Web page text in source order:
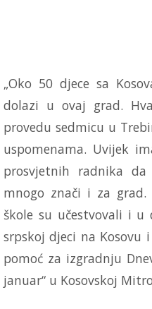
„Oko 50 djece sa
dolazi u ovaj grad.
provedu sedmicu u
uspomenama. Uvijek
prosvjetnih radnika
mnogo znači i za grad.
škole su učestvovali i
srpskoj djeci na
pomoć za izgradnju
januar“ u Kosovskoj